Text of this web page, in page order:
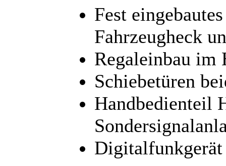
Fest
Fahrzeugheck
Regaleinbau im
Schiebetüren
Handbedienteil